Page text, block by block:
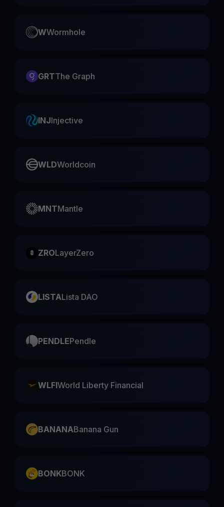
WWormhole
GRTThe Graph
INJInjective
WLDWorldcoin
MNTMantle
ZROLayerZero
LISTALista DAO
PENDLEPendle
WLFIWorld Liberty Financial
BANANABanana Gun
BONKBONK